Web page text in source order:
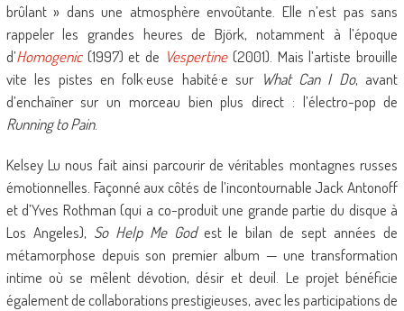
brûlant » dans une atmosphère envoûtante. Elle n’est pas sans
rappeler les grandes heures de Björk, notamment à l’époque
d’Homogenic (1997) et de Vespertine (2001). Mais l’artiste brouille
vite les pistes en folk·euse habité·e sur What Can I Do, avant
d’enchaîner sur un morceau bien plus direct : l’électro-pop de
Running to Pain.
Kelsey Lu nous fait ainsi parcourir de véritables montagnes russes
émotionnelles. Façonné aux côtés de l’incontournable Jack Antonoff
et d’Yves Rothman (qui a co-produit une grande partie du disque à
Los Angeles), So Help Me Godest le bilan de sept années de
métamorphose depuis son premier album — une transformation
intime où se mêlent dévotion, désir et deuil. Le projet bénéficie
également de collaborations prestigieuses, avec les participations de